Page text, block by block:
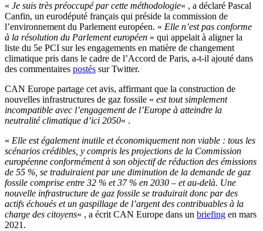
« Je suis très préoccupé par cette méthodologie« , a déclaré Pascal
Canfin, un eurodéputé français qui préside la commission de
l’environnement du Parlement européen. « Elle n’est pas conforme
à la résolution du Parlement européen » qui appelait à aligner la
liste du 5e PCI sur les engagements en matière de changement
climatique pris dans le cadre de l’Accord de Paris, a-t-il ajouté dans
des commentaires postés sur Twitter.
CAN Europe partage cet avis, affirmant que la construction de
nouvelles infrastructures de gaz fossile « est tout simplement
incompatible avec l’engagement de l’Europe à atteindre la
neutralité climatique d’ici 2050« .
« Elle est également inutile et économiquement non viable : tous les
scénarios crédibles, y compris les projections de la Commission
européenne conformément à son objectif de réduction des émissions
de 55 %, se traduiraient par une diminution de la demande de gaz
fossile comprise entre 32 % et 37 % en 2030 – et au-delà. Une
nouvelle infrastructure de gaz fossile se traduirait donc par des
actifs échoués et un gaspillage de l’argent des contribuables à la
charge des citoyens« , a écrit CAN Europe dans un briefing en mars
2021.